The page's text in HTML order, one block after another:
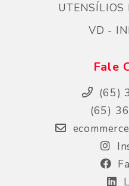
UTENSÍLIOS
VD -
Fale
(65)
(65)